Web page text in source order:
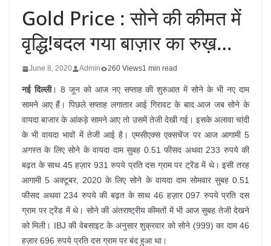
Gold Price : सोने की कीमत में
वृद्धि!बदल गया बाज़ार का रुख़…
June 8, 2020 Admin 260 Views1 min read
नई दिल्ली। 8 जून को आज नए सप्‍ताह की शुरुआत में सोने के भी नए दाम
सामने आए हैं। पिछले सप्‍ताह लगातार आई गिरावट के बाद आज जब सोने के
वायदा बाजार के आंकड़े सामने आए तो उसमें तेजी देखी गई। इसके अलावा चांदी
के भी वायदा भावों में तेजी आई है। एमसीएक्स एक्सचेंज पर आज आगामी 5
अगस्‍त के लिए सोने के वायदा दाम सुबह 0.51 फीसद अथवा 233 रुपये की
बढ़त के साथ 45 हज़ार 931 रुपये प्रति दस ग्राम पर ट्रेंड में थे। इसी तरह
आगामी 5 अक्‍टूबर, 2020 के लिए सोने के वायदा दाम सोमवार सुबह 0.51
फीसद अथवा 234 रुपये की बढ़त के साथ 46 हज़ार 097 रुपये प्रति दस
ग्राम पर ट्रेंड में थे। सोने की अंतराष्‍ट्रीय कीमतों में भी आज सुबह तेजी देखने
को मिली। IBJ की वेबसाइट के अनुसार शुक्रवार को सोने (999) का दाम 46
हज़ार 696 रुपये प्रति दस ग्राम पर बंद हुआ था।